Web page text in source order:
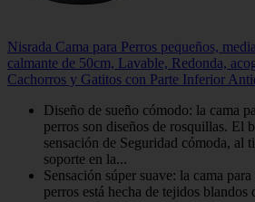
Nisrada Cama para Perros pequeños,
calmante de 50cm, Lavable, Redonda,
Cachorros y Gatitos con Parte Inferior
Diseño de sueño cómodo: la cama
perros son diseños de rosquillas. El
sensación de Seguridad cómoda, al
soporte en la...
Sensación súper suave: la cama
perros está hecha de tejidos